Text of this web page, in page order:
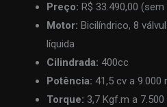
Preço: R$ 33.490,00
Motor: Bicilíndrico, 8
líquida
Cilindrada: 400cc
Potência: 41,5 cv a 9.000
Torque: 3,7 Kgf.m a 7.500